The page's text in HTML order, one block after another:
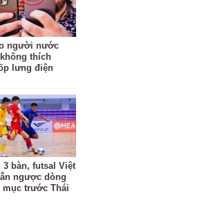
người nước
thích
lưng điện
3 bàn, futsal Việt
ngược dòng
mục trước Thái